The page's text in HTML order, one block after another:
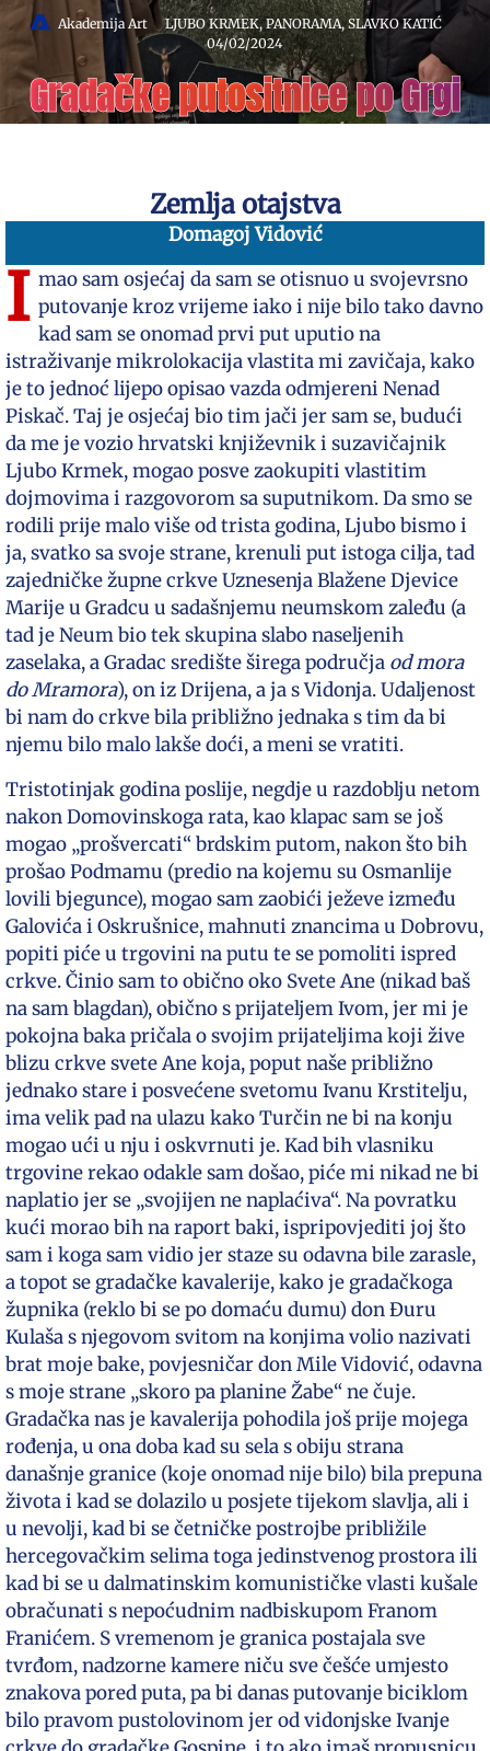
Akademija Art LJUBO KRMEK,PANORAMA,SLAVKO KATIĆ
04/02/2024
Gradačke putositnice po Grgi
Zemlja otajstva
Domagoj Vidović
I mao sam osjećaj da sam se otisnuo u svojevrsno
putovanje kroz vrijeme iako i nije bilo tako davno
kad sam se onomad prvi put uputio na
istraživanje mikrolokacija vlastita mi zavičaja, kako
je to jednoć lijepo opisao vazda odmjereni Nenad
Piskač. Taj je osjećaj bio tim jači jer sam se, budući
da me je vozio hrvatski književnik i suzavičajnik
Ljubo Krmek, mogao posve zaokupiti vlastitim
dojmovima i razgovorom sa suputnikom. Da smo se
rodili prije malo više od trista godina, Ljubo bismo i
ja, svatko sa svoje strane, krenuli put istoga cilja, tad
zajedničke župne crkve Uznesenja Blažene Djevice
Marije u Gradcu u sadašnjemu neumskom zaleđu (a
tad je Neum bio tek skupina slabo naseljenih
zaselaka, a Gradac središte širega područja od mora
do Mramora), on iz Drijena, a ja s Vidonja. Udaljenost
bi nam do crkve bila približno jednaka s tim da bi
njemu bilo malo lakše doći, a meni se vratiti.
Tristotinjak godina poslije, negdje u razdoblju netom
nakon Domovinskoga rata, kao klapac sam se još
mogao „prošvercati“ brdskim putom, nakon što bih
prošao Podmamu (predio na kojemu su Osmanlije
lovili bjegunce), mogao sam zaobići ježeve između
Galovića i Oskrušnice, mahnuti znancima u Dobrovu,
popiti piće u trgovini na putu te se pomoliti ispred
crkve. Činio sam to obično oko Svete Ane (nikad baš
na sam blagdan), obično s prijateljem Ivom, jer mi je
pokojna baka pričala o svojim prijateljima koji žive
blizu crkve svete Ane koja, poput naše približno
jednako stare i posvećene svetomu Ivanu Krstitelju,
ima velik pad na ulazu kako Turčin ne bi na konju
mogao ući u nju i oskvrnuti je. Kad bih vlasniku
trgovine rekao odakle sam došao, piće mi nikad ne bi
naplatio jer se „svojijen ne naplaćiva“. Na povratku
kući morao bih na raport baki, ispripovjediti joj što
sam i koga sam vidio jer staze su odavna bile zarasle,
a topot se gradačke kavalerije, kako je gradačkoga
župnika (reklo bi se po domaću dumu) don Đuru
Kulaša s njegovom svitom na konjima volio nazivati
brat moje bake, povjesničar don Mile Vidović, odavna
s moje strane „skoro pa planine Žabe“ ne čuje.
Gradačka nas je kavalerija pohodila još prije mojega
rođenja, u ona doba kad su sela s obiju strana
današnje granice (koje onomad nije bilo) bila prepuna
života i kad se dolazilo u posjete tijekom slavlja, ali i
u nevolji, kad bi se četničke postrojbe približile
hercegovačkim selima toga jedinstvenog prostora ili
kad bi se u dalmatinskim komunističke vlasti kušale
obračunati s nepoćudnim nadbiskupom Franom
Franićem. S vremenom je granica postajala sve
tvrđom, nadzorne kamere niču sve češće umjesto
znakova pored puta, pa bi danas putovanje biciklom
bilo pravom pustolovinom jer od vidonjske Ivanje